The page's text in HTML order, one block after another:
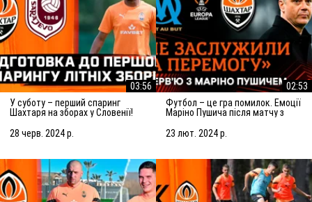
03:56
У суботу – перший спаринг
Шахтаря на зборах у Словенії!
Сараєвом
28 черв. 2024 р.
02:53
Футбол – це гра помилок. Емоції
Маріно Пушича після матчу з
23 лют. 2024 р.